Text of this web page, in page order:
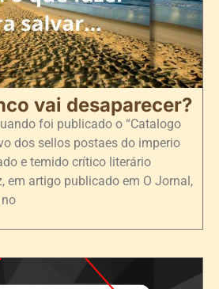
vai desaparecer?
foi publicado o “Catalogo
dos sellos postaes do imperio
e temido crítico literário
em artigo publicado em O Jornal,